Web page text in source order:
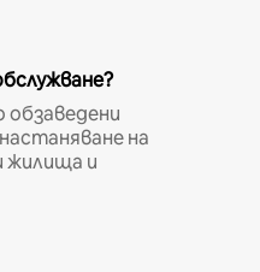
обзаведени
на
жилища и